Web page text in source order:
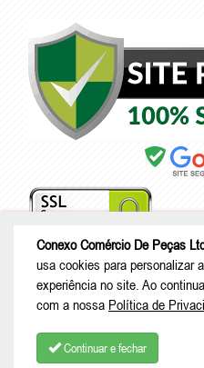
© Copyright 2026 - Conexo
29.212.287/0001-03 |Rua
Conexo Comércio De Peças
usa cookies para personalizar
experiência no site. Ao
com a nossa Política de
Continuar e fechar